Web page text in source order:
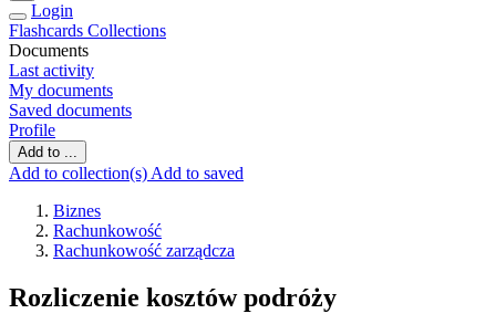
Login
Flashcards Collections
Documents
Last activity
My documents
Saved documents
Profile
Add to ...
Add to collection(s) Add to saved
Biznes
Rachunkowość
Rachunkowość zarządcza
Rozliczenie kosztów podróży